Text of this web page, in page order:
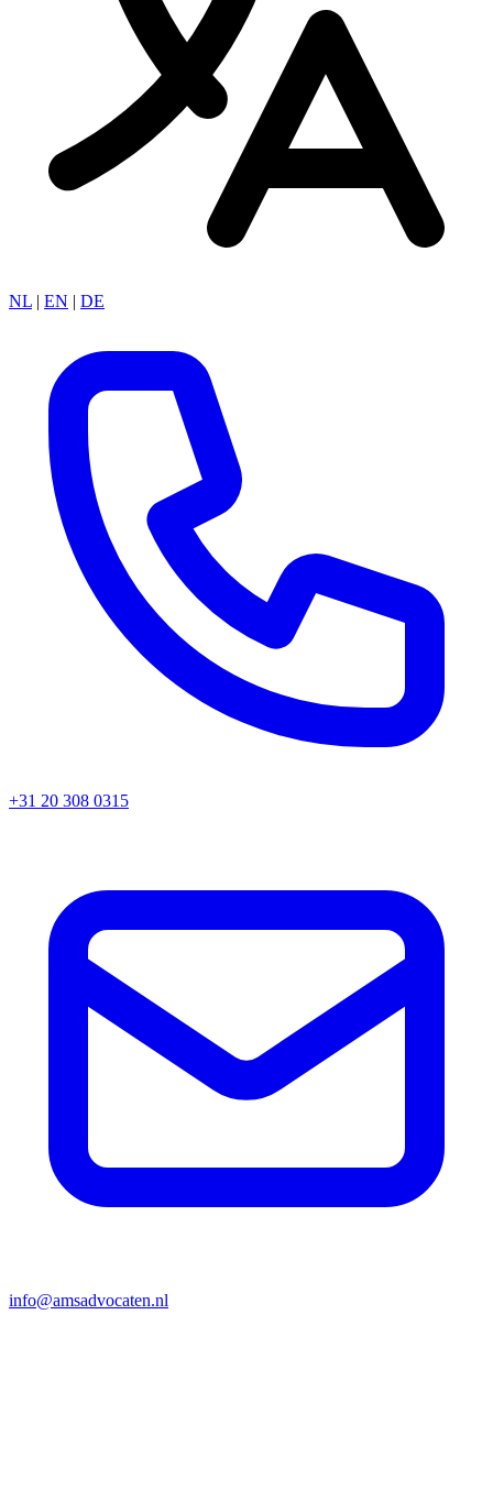
NL | EN | DE
+31 20 308 0315
info@amsadvocaten.nl